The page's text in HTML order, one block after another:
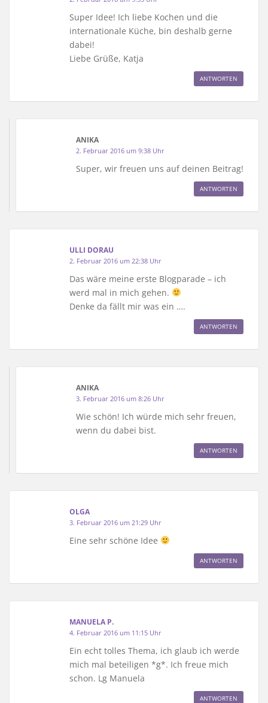
Super Idee! Ich liebe Kochen und die
internationale Küche, bin deshalb gerne
dabei!
Liebe Grüße, Katja
ANTWORTEN
ANIKA
2. Februar 2016 um 9:38 Uhr
Super, wir freuen uns auf deinen Beitrag!
ANTWORTEN
ULLI DORAU
2. Februar 2016 um 22:38 Uhr
Das wäre meine erste Blogparade – ich
werd mal in mich gehen.
Denke da fällt mir was ein ….
ANTWORTEN
ANIKA
3. Februar 2016 um 8:26 Uhr
Wie schön! Ich würde mich sehr freuen,
wenn du dabei bist.
ANTWORTEN
OLGA
3. Februar 2016 um 21:29 Uhr
Eine sehr schöne Idee
ANTWORTEN
MANUELA P.
4. Februar 2016 um 11:15 Uhr
Ein echt tolles Thema, ich glaub ich werde
mich mal beteiligen *g*. Ich freue mich
schon. Lg Manuela
ANTWORTEN